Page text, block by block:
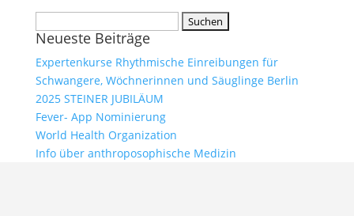
nach:
Neueste Beiträge
Expertenkurse Rhythmische Einreibungen für
Schwangere, Wöchnerinnen und Säuglinge Berlin
2025 STEINER JUBILÄUM
Fever- App Nominierung
World Health Organization
Info über anthroposophische Medizin